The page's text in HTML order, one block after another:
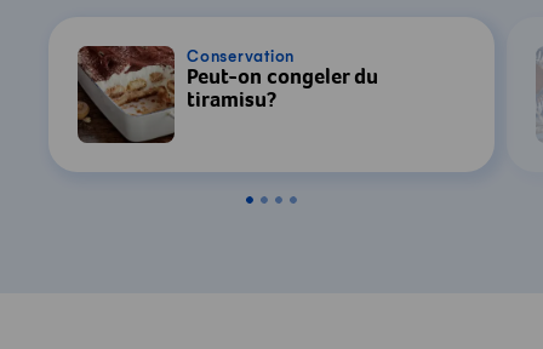
Conservation
Peut-on congeler du
tiramisu?